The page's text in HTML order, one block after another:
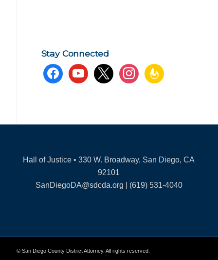
Stay Connected
facebookyoutube x instagramfeedburner
Hall of Justice • 330 W. Broadway, San Diego, CA
92101
SanDiegoDA@sdcda.org | (619) 531-4040
© San Diego County District Attorney. All rights reserved.